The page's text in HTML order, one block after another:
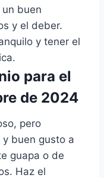
buen
y el deber.
y tener el
para el
de 2024
pero
buen gusto a
guapa o de
Haz el